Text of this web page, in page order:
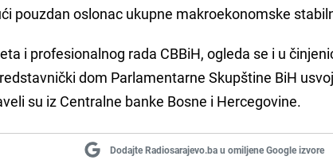
pouzdan oslonac ukupne makroekonomske
i profesionalnog rada CBBiH, ogleda se i u
dom Parlamentarne Skupštine BiH
su iz Centralne banke Bosne i Hercegovine.
Dodajte Radiosarajevo.ba u omiljene Google izvore